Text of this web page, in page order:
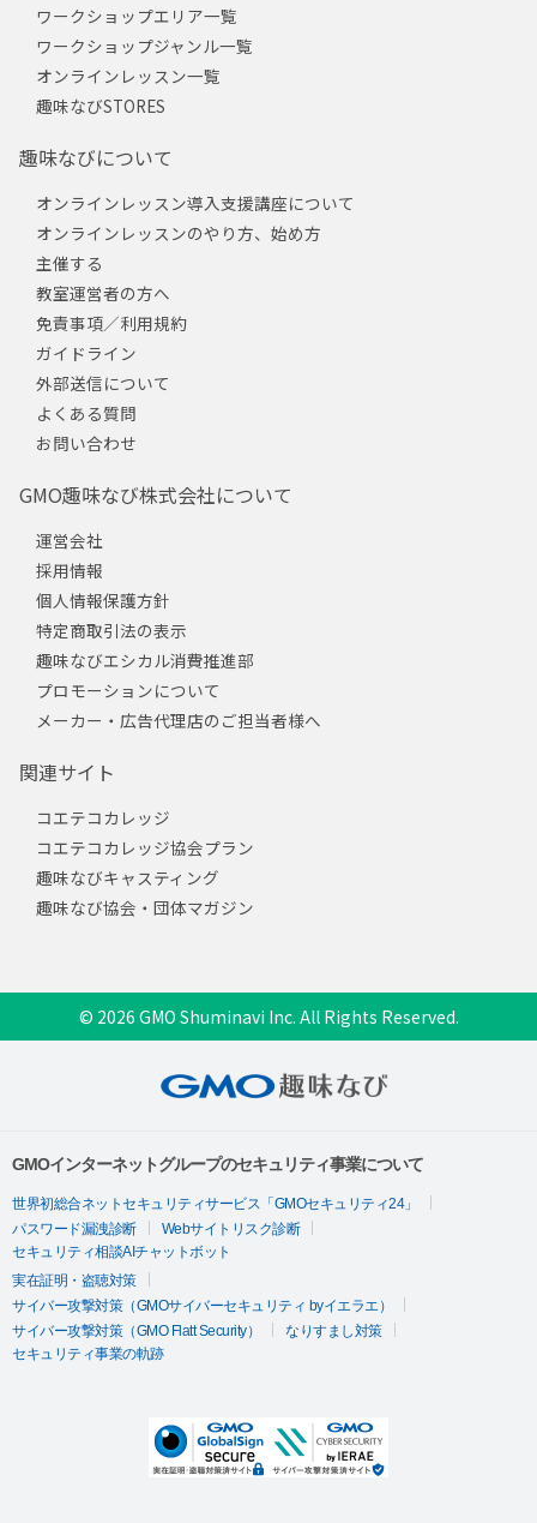
ワークショップエリア一覧
ワークショップジャンル一覧
オンラインレッスン一覧
趣味なびSTORES
趣味なびについて
オンラインレッスン導入支援講座について
オンラインレッスンのやり方、始め方
主催する
教室運営者の方へ
免責事項／利用規約
ガイドライン
外部送信について
よくある質問
お問い合わせ
GMO趣味なび株式会社について
運営会社
採用情報
個人情報保護方針
特定商取引法の表示
趣味なびエシカル消費推進部
プロモーションについて
メーカー・広告代理店のご担当者様へ
関連サイト
コエテコカレッジ
コエテコカレッジ協会プラン
趣味なびキャスティング
趣味なび協会・団体マガジン
© 2026 GMO Shuminavi Inc. All Rights Reserved.